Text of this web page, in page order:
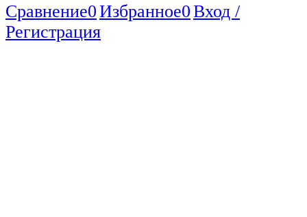
Сравнение0Избранное0Вход /
Регистрация